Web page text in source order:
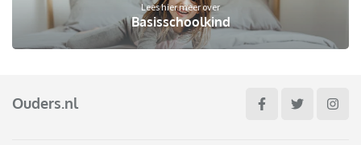
Lees hier meer over
Basisschoolkind
Ouders.nl